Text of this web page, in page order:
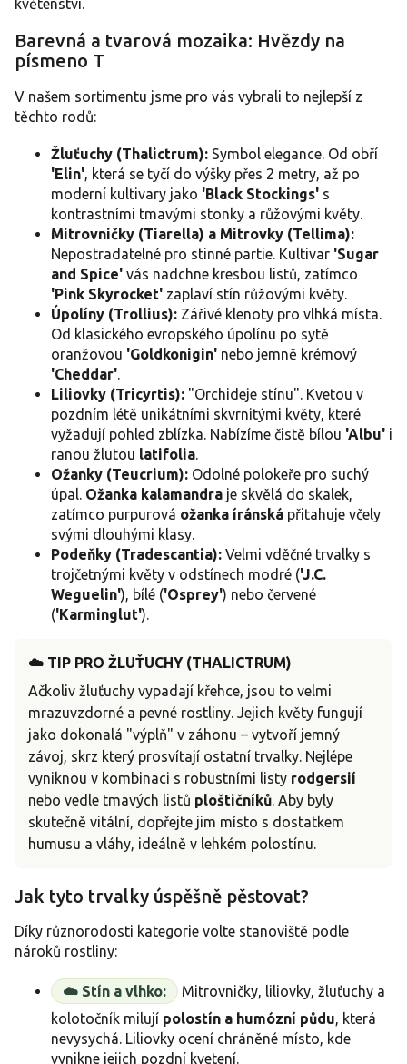
ý
s
květenství.
Barevná a tvarová mozaika: Hvězdy na
písmeno T
V našem sortimentu jsme pro vás vybrali to nejlepší z
těchto rodů:
Žluťuchy (Thalictrum): Symbol elegance. Od obří
'Elin', která se tyčí do výšky přes 2 metry, až po
moderní kultivary jako 'Black Stockings' s
kontrastními tmavými stonky a růžovými květy.
Mitrovničky (Tiarella) a Mitrovky (Tellima):
Nepostradatelné pro stinné partie. Kultivar 'Sugar
and Spice' vás nadchne kresbou listů, zatímco
'Pink Skyrocket' zaplaví stín růžovými květy.
Úpolíny (Trollius): Zářivé klenoty pro vlhká místa.
Od klasického evropského úpolínu po sytě
oranžovou 'Goldkonigin' nebo jemně krémový
'Cheddar'.
Liliovky (Tricyrtis): "Orchideje stínu". Kvetou v
pozdním létě unikátními skvrnitými květy, které
vyžadují pohled zblízka. Nabízíme čistě bílou 'Albu' i
ranou žlutou latifolia.
Ožanky (Teucrium): Odolné polokeře pro suchý
úpal. Ožanka kalamandra je skvělá do skalek,
zatímco purpurová ožanka íránská přitahuje včely
svými dlouhými klasy.
Podeňky (Tradescantia): Velmi vděčné trvalky s
trojčetnými květy v odstínech modré ('J.C.
Weguelin'), bílé ('Osprey') nebo červené
('Karminglut').
☁️ TIP PRO ŽLUŤUCHY (THALICTRUM)
Ačkoliv žluťuchy vypadají křehce, jsou to velmi
mrazuvzdorné a pevné rostliny. Jejich květy fungují
jako dokonalá "výplň" v záhonu – vytvoří jemný
závoj, skrz který prosvítají ostatní trvalky. Nejlépe
vyniknou v kombinaci s robustními listy rodgersií
nebo vedle tmavých listů ploštičníků. Aby byly
skutečně vitální, dopřejte jim místo s dostatkem
humusu a vláhy, ideálně v lehkém polostínu.
Jak tyto trvalky úspěšně pěstovat?
Díky různorodosti kategorie volte stanoviště podle
nároků rostliny:
☁️ Stín a vlhko:
Mitrovničky, liliovky, žluťuchy a
kolotočník milují polostín a humózní půdu, která
nevysychá. Liliovky ocení chráněné místo, kde
vynikne jejich pozdní kvetení.